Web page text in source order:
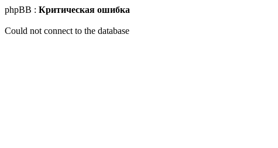
phpBB : Критическая ошибка
Could not connect to the database